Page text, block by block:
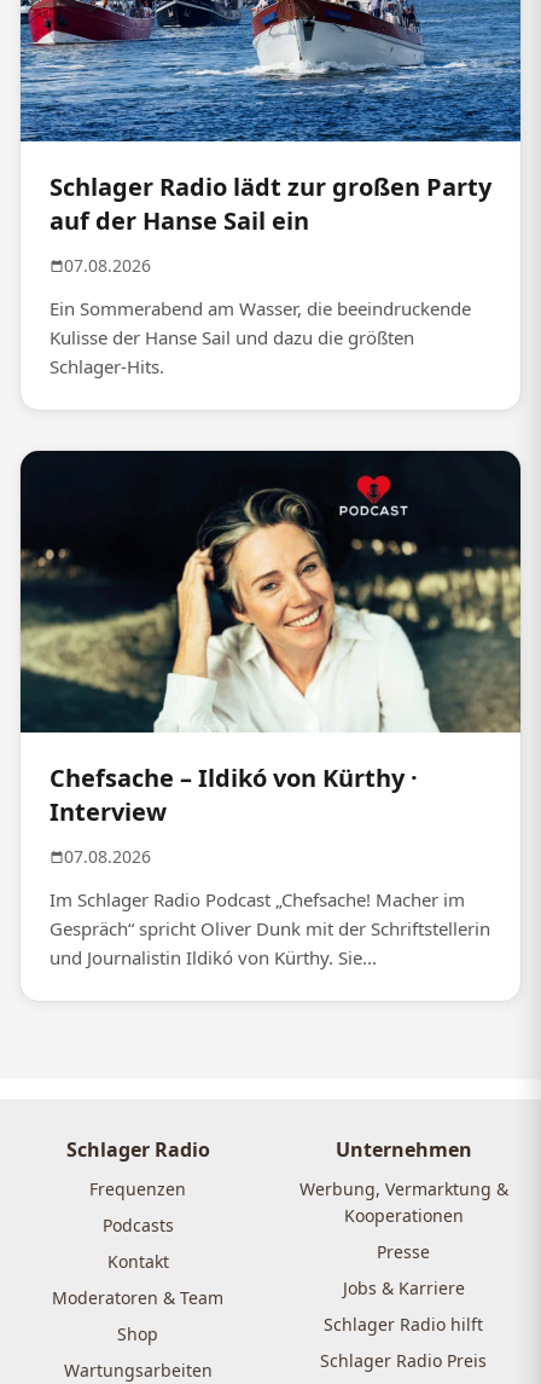
Schlager Radio lädt zur großen Party
auf der Hanse Sail ein
07.08.2026
Ein Sommerabend am Wasser, die beeindruckende
Kulisse der Hanse Sail und dazu die größten
Schlager-Hits.
Chefsache – Ildikó von Kürthy ·
Interview
07.08.2026
Im Schlager Radio Podcast „Chefsache! Macher im
Gespräch“ spricht Oliver Dunk mit der Schriftstellerin
und Journalistin Ildikó von Kürthy. Sie...
Schlager Radio
Frequenzen
Podcasts
Kontakt
Moderatoren & Team
Shop
Wartungsarbeiten
Unternehmen
Werbung, Vermarktung &
Kooperationen
Presse
Jobs & Karriere
Schlager Radio hilft
Schlager Radio Preis